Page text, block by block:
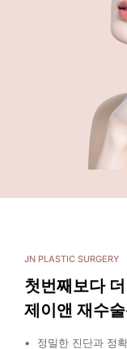
JN PLASTIC SURGERY
첫번째보다
제이앤 재수
정밀한 진단과 정